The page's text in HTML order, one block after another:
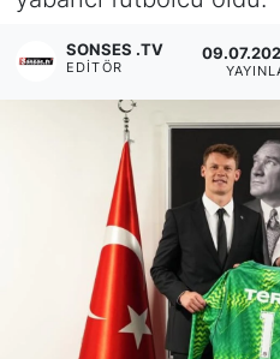
SONSES .TV
EDITÖR
MAGAZİN
SAĞLIK
Siyaset
YEREL HABER
Haberde insan
Tanıtım
Son Dakika Haberleri
Haber Arşivi